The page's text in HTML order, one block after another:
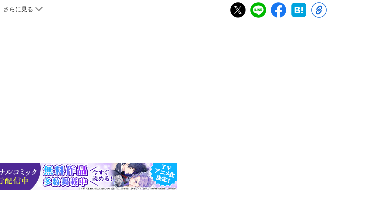
め戦国軍師たちの真実がわかる、本当の歴史を知ることがで